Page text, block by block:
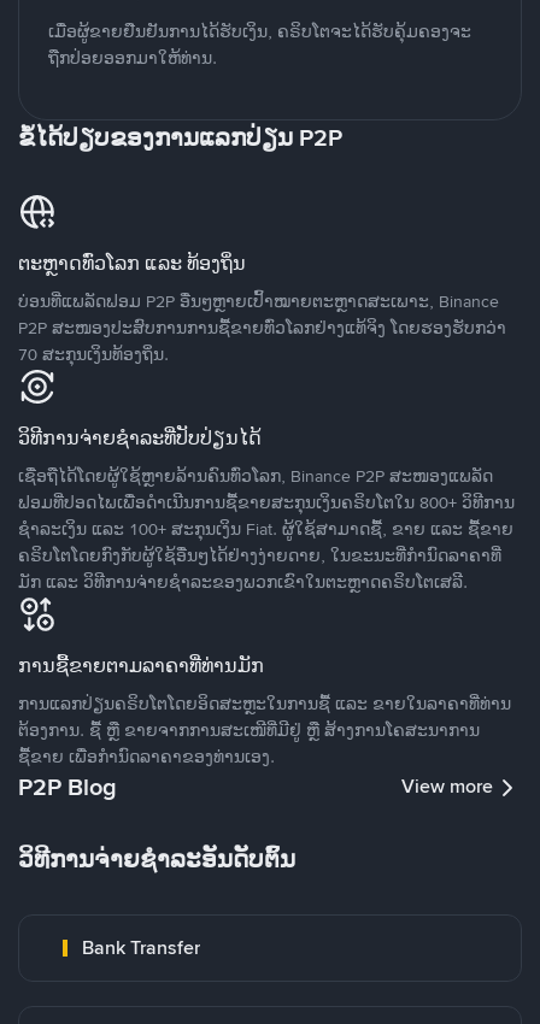
ເມື່ອຜູ້ຂາຍຢືນຢັນການໄດ້ຮັບເງິນ, ຄຣິບໂຕຈະໄດ້ຮັບຄຸ້ມຄອງຈະ
ຖືກປ່ອຍອອກມາໃຫ້ທ່ານ.
ຂໍ້ໄດ້ປຽບຂອງການແລກປ່ຽນ P2P
ຕະຫຼາດທົ່ວໂລກ ແລະ ທ້ອງຖິ່ນ
ບ່ອນທີ່ແພລັດຟອມ P2P ອື່ນໆຫຼາຍເປົ້າໝາຍຕະຫຼາດສະເພາະ, Binance
P2P ສະໜອງປະສົບການການຊື້ຂາຍທົ່ວໂລກຢ່າງແທ້ຈິງ ໂດຍຮອງຮັບກວ່າ
70 ສະກຸນເງິນທ້ອງຖິ່ນ.
ວິທີການຈ່າຍຊຳລະທີ່ປັບປ່ຽນໄດ້
ເຊື່ອຖືໄດ້ໂດຍຜູ້ໃຊ້ຫຼາຍລ້ານຄົນທົ່ວໂລກ, Binance P2P ສະໜອງແພລັດ
ຟອມທີ່ປອດໄພເພື່ອດໍາເນີນການຊື້ຂາຍສະກຸນເງິນຄຣິບໂຕໃນ 800+ ວິທີການ
ຊໍາລະເງິນ ແລະ 100+ ສະກຸນເງິນ Fiat. ຜູ້ໃຊ້ສາມາດຊື້, ຂາຍ ແລະ ຊື້ຂາຍ
ຄຣິບໂຕໂດຍກົງກັບຜູ້ໃຊ້ອື່ນໆໄດ້ຢ່າງງ່າຍດາຍ, ໃນຂະນະທີ່ກໍານົດລາຄາທີ່
ມັກ ແລະ ວິທີການຈ່າຍຊຳລະຂອງພວກເຂົາໃນຕະຫຼາດຄຣິບໂຕເສລີ.
ການຊື້ຂາຍຕາມລາຄາທີ່ທ່ານມັກ
ການແລກປ່ຽນຄຣິບໂຕໂດຍອິດສະຫຼະໃນການຊື້ ແລະ ຂາຍໃນລາຄາທີ່ທ່ານ
ຕ້ອງການ. ຊື້ ຫຼື ຂາຍຈາກການສະເໜີທີ່ມີຢູ່ ຫຼື ສ້າງການໂຄສະນາການ
ຊື້ຂາຍ ເພື່ອກໍານົດລາຄາຂອງທ່ານເອງ.
P2P Blog View more
ວິທີການຈ່າຍຊຳລະອັນດັບຕົ້ນ
Bank Transfer